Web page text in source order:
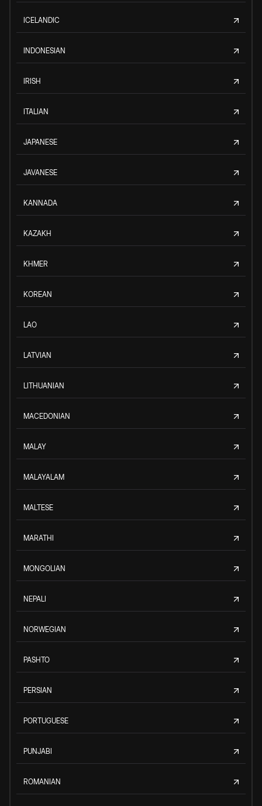
ICELANDIC
INDONESIAN
IRISH
ITALIAN
JAPANESE
JAVANESE
KANNADA
KAZAKH
KHMER
KOREAN
LAO
LATVIAN
LITHUANIAN
MACEDONIAN
MALAY
MALAYALAM
MALTESE
MARATHI
MONGOLIAN
NEPALI
NORWEGIAN
PASHTO
PERSIAN
PORTUGUESE
PUNJABI
ROMANIAN